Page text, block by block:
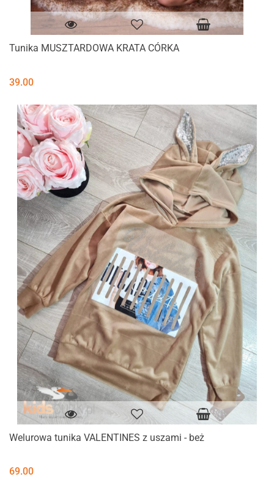
Tunika MUSZTARDOWA KRATA CÓRKA
39.00
Welurowa tunika VALENTINES z uszami - beż
69.00